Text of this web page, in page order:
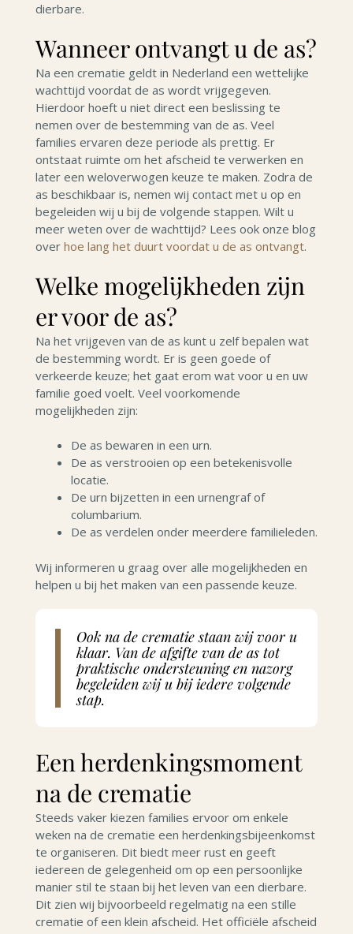
dierbare.
Wanneer ontvangt u de as?
Na een crematie geldt in Nederland een wettelijke
wachttijd voordat de as wordt vrijgegeven.
Hierdoor hoeft u niet direct een beslissing te
nemen over de bestemming van de as. Veel
families ervaren deze periode als prettig. Er
ontstaat ruimte om het afscheid te verwerken en
later een weloverwogen keuze te maken. Zodra de
as beschikbaar is, nemen wij contact met u op en
begeleiden wij u bij de volgende stappen. Wilt u
meer weten over de wachttijd? Lees ook onze blog
over hoe lang het duurt voordat u de as ontvangt.
Welke mogelijkheden zijn
er voor de as?
Na het vrijgeven van de as kunt u zelf bepalen wat
de bestemming wordt. Er is geen goede of
verkeerde keuze; het gaat erom wat voor u en uw
familie goed voelt. Veel voorkomende
mogelijkheden zijn:
De as bewaren in een urn.
De as verstrooien op een betekenisvolle
locatie.
De urn bijzetten in een urnengraf of
columbarium.
De as verdelen onder meerdere familieleden.
Wij informeren u graag over alle mogelijkheden en
helpen u bij het maken van een passende keuze.
Ook na de crematie staan wij voor u
klaar. Van de afgifte van de as tot
praktische ondersteuning en nazorg
begeleiden wij u bij iedere volgende
stap.
Een herdenkingsmoment
na de crematie
Steeds vaker kiezen families ervoor om enkele
weken na de crematie een herdenkingsbijeenkomst
te organiseren. Dit biedt meer rust en geeft
iedereen de gelegenheid om op een persoonlijke
manier stil te staan bij het leven van een dierbare.
Dit zien wij bijvoorbeeld regelmatig na een stille
crematie of een klein afscheid. Het officiële afscheid